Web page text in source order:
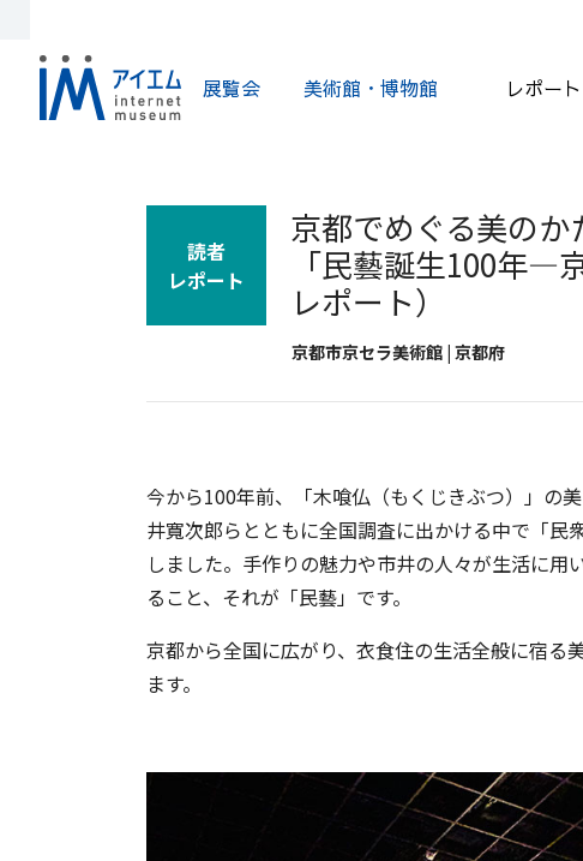
展覧会 美術館・博物館 レポート
読者
レポート
京都でめぐる美の
「民藝誕生100年—
レポート）
京都市京セラ美術館 | 京都府
今から100年前、「木喰仏（もくじきぶつ）」の
井寬次郎らとともに全国調査に出かける中で「
しました。手作りの魅力や市井の人々が生活に
ること、それが「民藝」です。
京都から全国に広がり、衣食住の生活全般に宿る
ます。